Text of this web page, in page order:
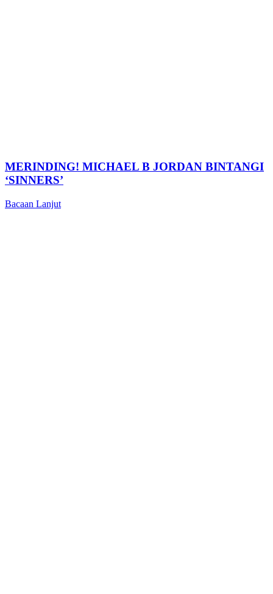
MERINDING! MICHAEL B JORDAN BINTANGI
‘SINNERS’
Bacaan Lanjut